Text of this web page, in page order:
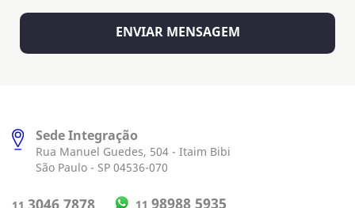
Sede Integração
Rua Manuel Guedes, 504 - Itaim Bibi
São Paulo - SP 04536-070